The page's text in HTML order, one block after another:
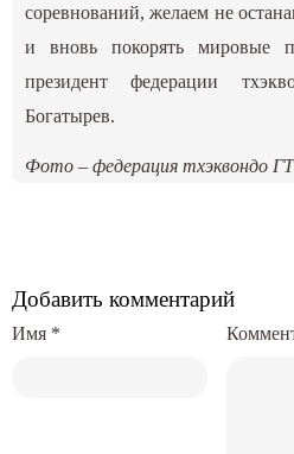
соревнований, желаем не
и вновь покорять мировые
президент федерации
Богатырев.
Фото – федерация тхэквондо
Добавить комментарий
Имя *